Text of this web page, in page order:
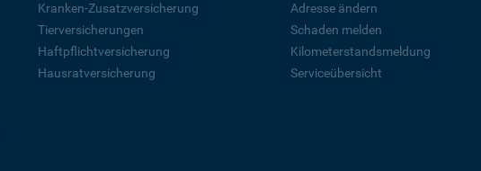
Kranken-Zusatzversicherung
Tierversicherungen
Haftpflichtversicherung
Hausratversicherung
Adresse ändern
Schaden melden
Kilometerstandsmeldung
Serviceübersicht